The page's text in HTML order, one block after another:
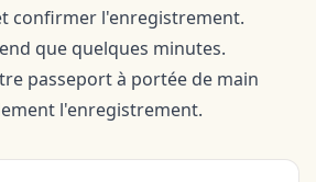
confirmer l'enregistrement.
que quelques minutes.
passeport à portée de main
l'enregistrement.